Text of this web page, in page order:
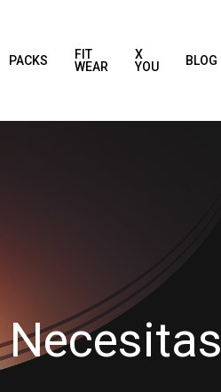
PACKS
FIT
WEAR
X
YOU
BLOG
Necesitas